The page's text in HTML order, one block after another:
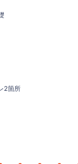
2箇所